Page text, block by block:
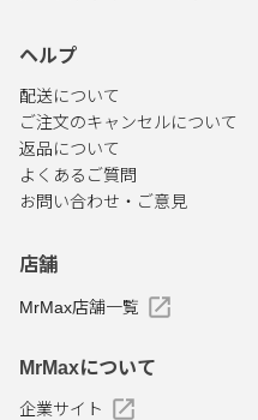
ヘルプ
配送について
ご注文のキャンセルについて
返品について
よくあるご質問
お問い合わせ・ご意見
店舗
MrMax店舗一覧
MrMaxについて
企業サイト